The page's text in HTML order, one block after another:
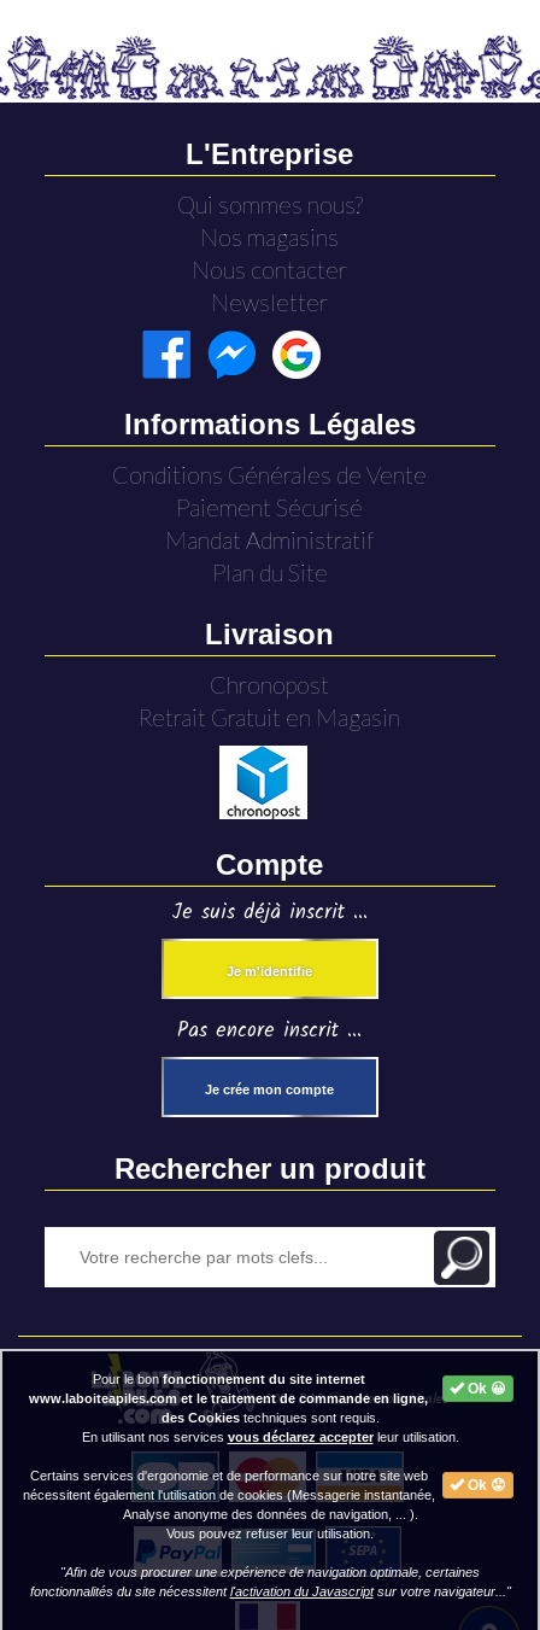
L'Entreprise
Qui sommes nous?
Nos magasins
Nous contacter
Newsletter
Informations Légales
Conditions Générales de Vente
Paiement Sécurisé
Mandat Administratif
Plan du Site
Livraison
Chronopost
Retrait Gratuit en Magasin
Compte
Je suis déjà inscrit ...
Je m'identifie
Pas encore inscrit ...
Je crée mon compte
Rechercher un produit
2020 BAP ⓒ - Mentions légales
Ok 😀
Pour le bonfonctionnement du site internet
www.laboiteapiles.com et le traitement de commande en ligne,
des Cookiestechniques sont requis.
En utilisant nos services vous déclarez accepterleur utilisation.
Ok 😟
Certains services d'ergonomie et de performance sur notre site web
nécessitent également l'utilisation de cookies (Messagerie instantanée,
Analyse anonyme des données de navigation, ... ).
Vous pouvez refuser leur utilisation.
"Afin de vous procurer une expérience de navigation optimale, certaines
fonctionnalités du site nécessitentl'activation du Javascriptsur votre navigateur..."